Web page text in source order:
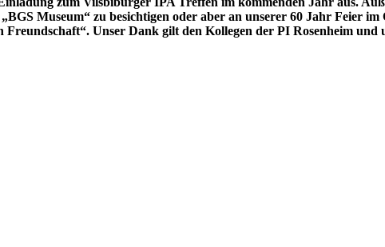
Museum“ zu besichtigen oder aber an unserer 60 Jahr Feier
Unser Dank gilt den Kollegen der PI Rosenheim und